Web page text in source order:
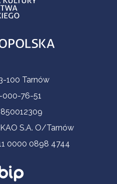
100 Tarnów
000-76-51
S.A. O/Tarnów
0000 0898 4744